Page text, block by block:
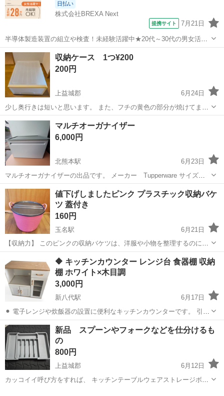
日払い
株式会社BREXA Next
提携サイト 7月21日
半導体製造装置の組立や検査！未経験活躍中★20代～30代の男女活躍
中★ワンルーム寮完備！赴任旅費会社負担！マイカー通勤OK！無料駐
車場あり！正社員登用あり！《熊本県菊池郡大津町》 人気の工場のお
仕事 ◇半導体製造装置の組立...
熊本 その他
収納ケース 1つ¥200
200円
上益城郡
6月24日
少し奥行きは短いと思います。 また、フチの黄色の部分が焼けてま
す。 同じのが2つと、奥行き66cmが2つあります。 希望のケースと個
数を教えて下さい。
熊本 上益城郡
マルチオーガナイザー
6,000円
北熊本駅
6月23日
マルチオーガナイザーの出品です。 メーカー Tupperware サイズ
幅52.5cm 奥行き35cm 高さ31.5cm よろしくお願いいたします。
熊本 熊本市 北熊本駅 収納家具
値下げしましたピンク プラスチック収納バケ
ツ 蓋付き
160円
玉名駅
6月21日
【収納力】 このピンクの収納バケツは、洋服や小物を整理するのに最
適です。大容量で、様々なアイテムを収納できます。 【耐久性】 プラ
スチック製で、軽量ながらも丈夫です。持ち手が付いているため、持
ち運びも簡単です。 【デザイ...
玉名駅 収納家具 プラスチック
🔶 キッチンカウンター レンジ台 食器棚 収納
棚 ホワイト×木目調
3,000円
新八代駅
6月17日
⚫︎ 電子レンジや炊飯器の設置に便利なキッチンカウンターです。 引き
出し収納、扉付き収納、ガラス扉収納を備えており、食器や調理器
具、食品ストックなどをすっきり収納できます。 ⸻ 🔧状態 ・中古
品 ・使用に伴うキズ、スレ、...
熊本 八代市 新八代駅 収納家具 キッチンカウンター
新品 スプーンやフォークなどを仕分けるも
の
800円
上益城郡
6月12日
カッコイイ呼び方をすれば、 キッチンテーブルウェアストレージボッ